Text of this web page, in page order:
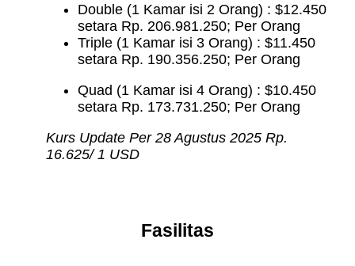
Double (1 Kamar isi 2 Orang) : $12.450
setara Rp. 206.981.250; Per Orang
Triple (1 Kamar isi 3 Orang) : $11.450
setara Rp. 190.356.250; Per Orang
Quad (1 Kamar isi 4 Orang) : $10.450
setara Rp. 173.731.250; Per Orang
Kurs Update Per 28 Agustus 2025 Rp.
16.625/ 1 USD
Fasilitas